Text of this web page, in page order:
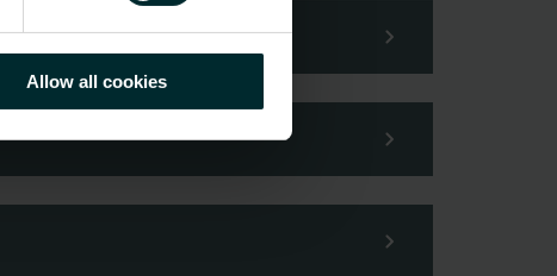
Allow all cookies